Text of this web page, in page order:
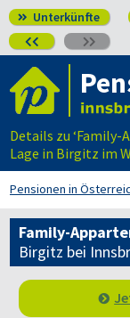
 Unterkünfte
 
Details zu
Lage in Birgitz im
Pensionen in
Family-
Birgitz bei